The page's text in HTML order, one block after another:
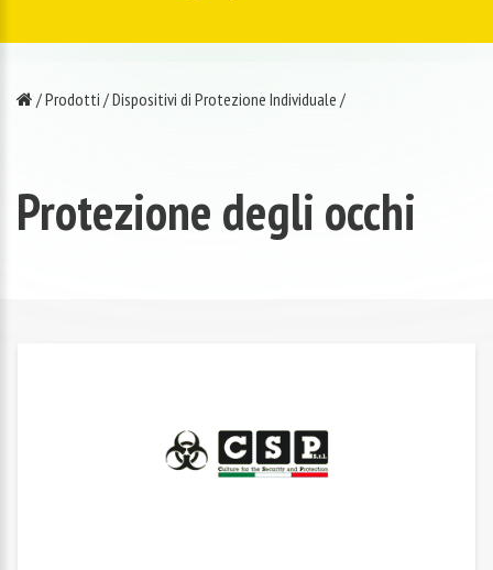
/Prodotti /Dispositivi di Protezione Individuale /
Protezione degli occhi